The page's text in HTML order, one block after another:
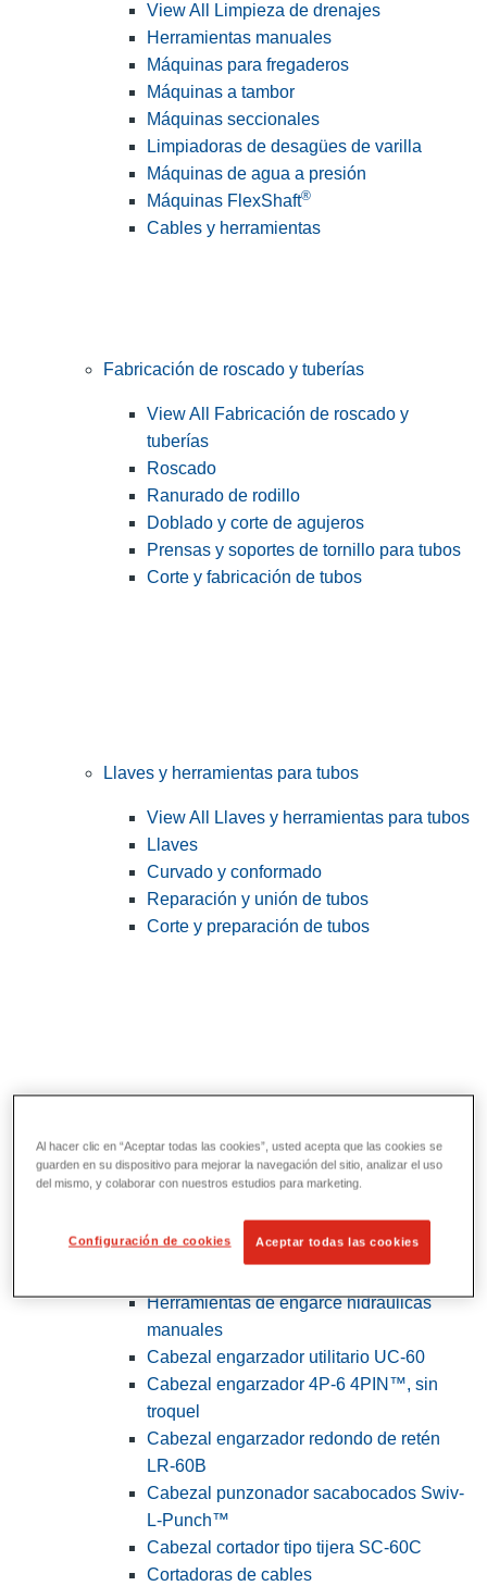
View All Limpieza de drenajes
Herramientas manuales
Máquinas para fregaderos
Máquinas a tambor
Máquinas seccionales
Limpiadoras de desagües de varilla
Máquinas de agua a presión
Máquinas FlexShaft®
Cables y herramientas
Fabricación de roscado y tuberías
View All Fabricación de roscado y
tuberías
Roscado
Ranurado de rodillo
Doblado y corte de agujeros
Prensas y soportes de tornillo para tubos
Corte y fabricación de tubos
Llaves y herramientas para tubos
View All Llaves y herramientas para tubos
Llaves
Curvado y conformado
Reparación y unión de tubos
Corte y preparación de tubos
Herramientas de servicios públicos y de
View All Herramientas de servicios
Herramientas de engarce hidráulicas
manuales
Cabezal engarzador utilitario UC-60
Cabezal engarzador 4P-6 4PIN™, sin
troquel
Cabezal engarzador redondo de retén
LR-60B
Cabezal punzonador sacabocados Swiv-
L-Punch™
Cabezal cortador tipo tijera SC-60C
Cortadoras de cables
Al hacer clic en “Aceptar todas las cookies”, usted acepta que las cookies se
guarden en su dispositivo para mejorar la navegación del sitio, analizar el uso
del mismo, y colaborar con nuestros estudios para marketing.
Configuración de cookies Aceptar todas las cookies